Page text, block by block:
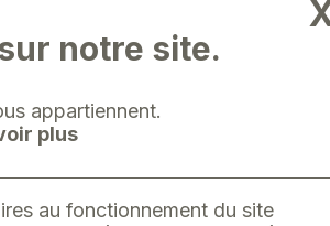
notre site.
appartiennent.
plus
au fonctionnement du site